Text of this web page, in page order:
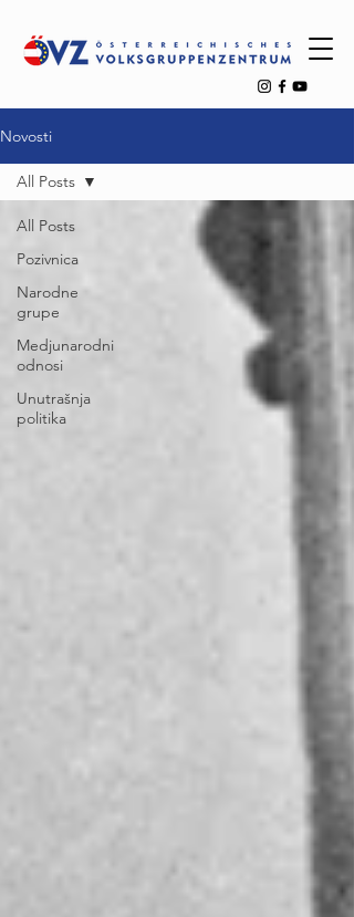
Novosti
All Posts
Pozivnica
Narodne
grupe
Medjunarodni
odnosi
Unutrašnja
politika
All Posts